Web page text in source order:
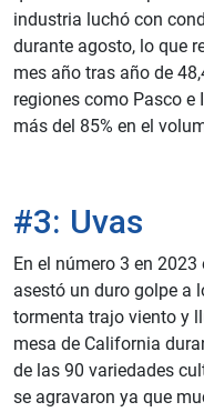
industria luchó con
durante agosto, lo que
mes año tras año de
regiones como Pasco e
más del 85% en el
#3: Uvas
En el número 3 en
asestó un duro golpe a
tormenta trajo viento y
mesa de California
de las 90 variedades
se agravaron ya que